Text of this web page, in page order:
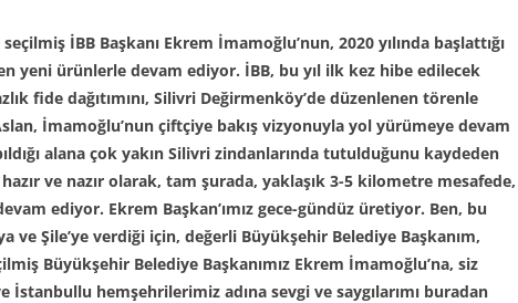
İBB Başkanı Ekrem İmamoğlu’nun, 2020 yılında başlattığı
yeni ürünlerle devam ediyor. İBB, bu yıl ilk kez hibe edilecek
fide dağıtımını, Silivri Değirmenköy’de düzenlenen törenle
İmamoğlu’nun çiftçiye bakış vizyonuyla yol yürümeye devam
alana çok yakın Silivri zindanlarında tutulduğunu kaydeden
ve nazır olarak, tam şurada, yaklaşık 3-5 kilometre mesafede,
ediyor. Ekrem Başkan’ımız gece-gündüz üretiyor. Ben, bu
ve Şile’ye verdiği için, değerli Büyükşehir Belediye Başkanım,
Büyükşehir Belediye Başkanımız Ekrem İmamoğlu’na, siz
hemşehrilerimiz adına sevgi ve saygılarımı buradan